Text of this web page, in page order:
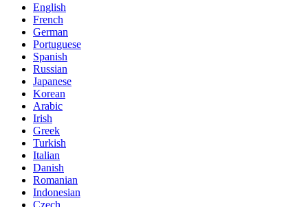
English
French
German
Portuguese
Spanish
Russian
Japanese
Korean
Arabic
Irish
Greek
Turkish
Italian
Danish
Romanian
Indonesian
Czech